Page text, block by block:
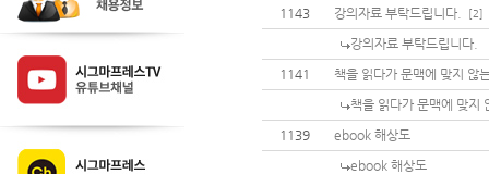
1143
강의자료 부탁드립니다. [2]
강의자료 부탁드립니다.
1141
책을 읽다가 문맥에 맞지 않
책을 읽다가 문맥에 맞지
1139
ebook 해상도
ebook 해상도